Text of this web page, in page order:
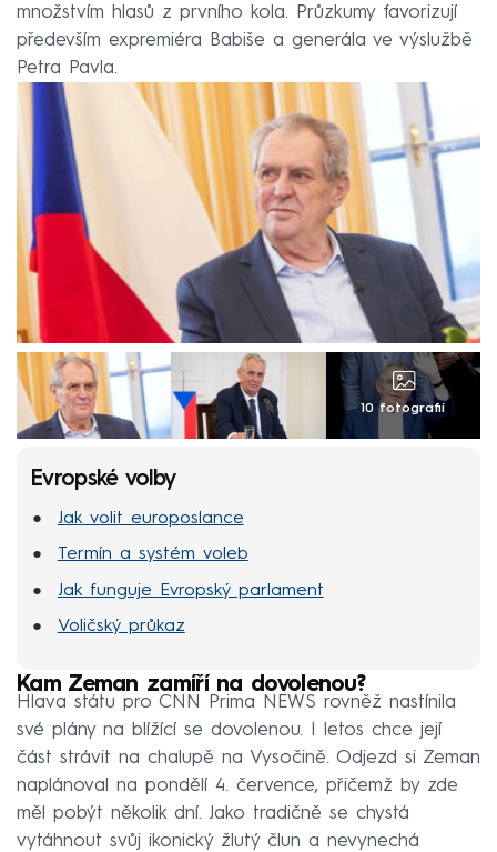
množstvím hlasů z prvního kola. Průzkumy favorizují
především expremiéra Babiše a generála ve výslužbě
Petra Pavla.
10 fotografií
Evropské volby
Jak volit europoslance
Termín a systém voleb
Jak funguje Evropský parlament
Voličský průkaz
Kam Zeman zamíří na dovolenou?
Hlava státu pro CNN Prima NEWS rovněž nastínila
své plány na blížící se dovolenou. I letos chce její
část strávit na chalupě na Vysočině. Odjezd si Zeman
naplánoval na pondělí 4. července, přičemž by zde
měl pobýt několik dní. Jako tradičně se chystá
vytáhnout svůj ikonický žlutý člun a nevynechá